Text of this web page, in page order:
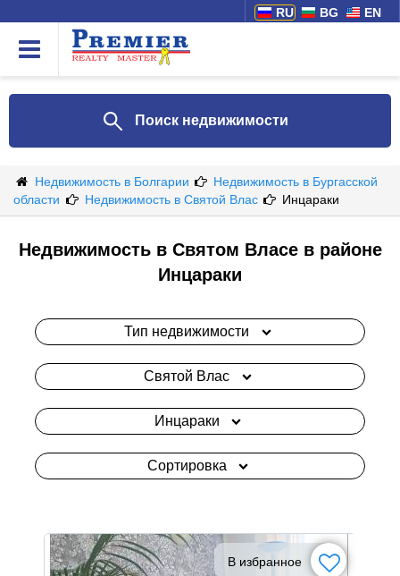
RU BG EN
Поиск недвижимости
Недвижимость в Болгарии
Недвижимость в Бургасской
области
Недвижимость в Святой Влас Инцараки
Недвижимость в Святом Власе в районе
Инцараки
Тип недвижимости
Святой Влас
Инцараки
Сортировка
В избранное